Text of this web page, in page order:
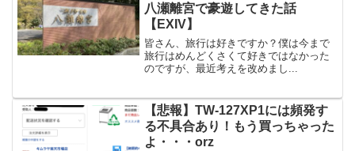
八瀬離宮で豪遊してきた話
【EXIV】
皆さん、旅行は好きですか？僕は今まで
旅行はめんどくさくて好きではなかった
のですが、最近考えを改めまし...
【悲報】TW-127XP1には頻発す
る不具合あり！もう買っちゃった
よ・・・orz